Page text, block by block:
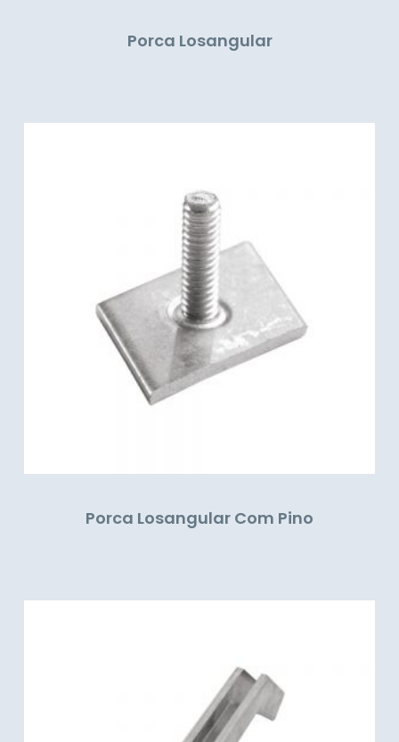
Porca Losangular
Porca Losangular Com Pino